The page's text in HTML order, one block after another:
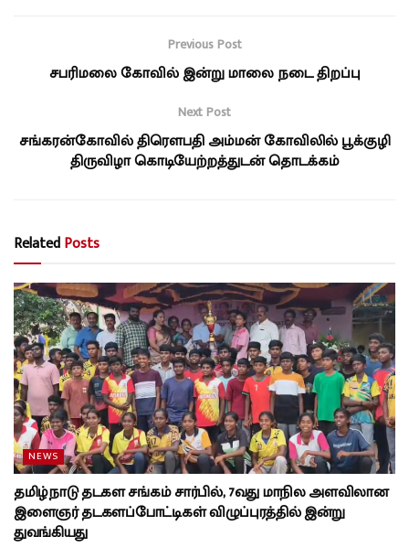
Previous Post
சபரிமலை கோவில் இன்று மாலை நடை திறப்பு
Next Post
சங்கரன்கோவில் திரௌபதி அம்மன் கோவிலில் பூக்குழி
திருவிழா கொடியேற்றத்துடன் தொடக்கம்
RelatedPosts
NEWS
தமிழ்நாடு தடகள சங்கம் சார்பில், 7வது மாநில அளவிலான
இளைஞர் தடகளப்போட்டிகள் விழுப்புரத்தில் இன்று
துவங்கியது